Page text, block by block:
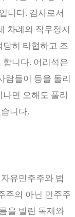
니다. 검사로서
차례의 직무정지
히 타협하고 조
합니다. 어리석은
람들이 등을 돌리
면 오해도 풀리
니다.
유민주주와 법
주의 아닌 민주주
을 빌린 독재와